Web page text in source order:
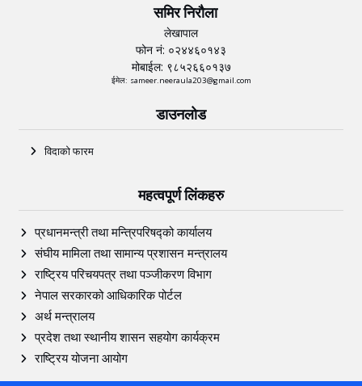
समिर निरौला
लेखापाल
फोन नं: ०२४४६०१४३
मोबाईल: ९८५२६६०१३७
ईमेल: sameer.neeraula203@gmail.com
डाउनलोड
विदाको फारम
महत्वपूर्ण लिंकहरु
प्रधानमन्त्री तथा मन्त्रिपरिषद्को कार्यालय
संघीय मामिला तथा सामान्य प्रशासन मन्त्रालय
राष्ट्रिय परिचयपत्र तथा पञ्‍जीकरण विभाग
नेपाल सरकारको आधिकारिक पोर्टल
अर्थ मन्त्रालय
प्रदेश तथा स्थानीय शासन सहयोग कार्यक्रम
राष्ट्रिय योजना आयोग